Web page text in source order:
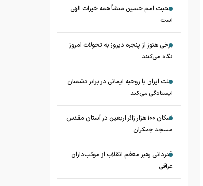
محبت امام حسین منشأ همه خیرات الهی
است
برخی هنوز از پنجره دیروز به تحولات امروز
نگاه می‌کنند
ملت ایران با روحیه ایمانی در برابر دشمنان
ایستادگی می‌کند
اسکان ۱۰۰ هزار زائر اربعین در آستان مقدس
مسجد جمکران
قدردانی رهبر معظم انقلاب از موکب‌داران
عراقی